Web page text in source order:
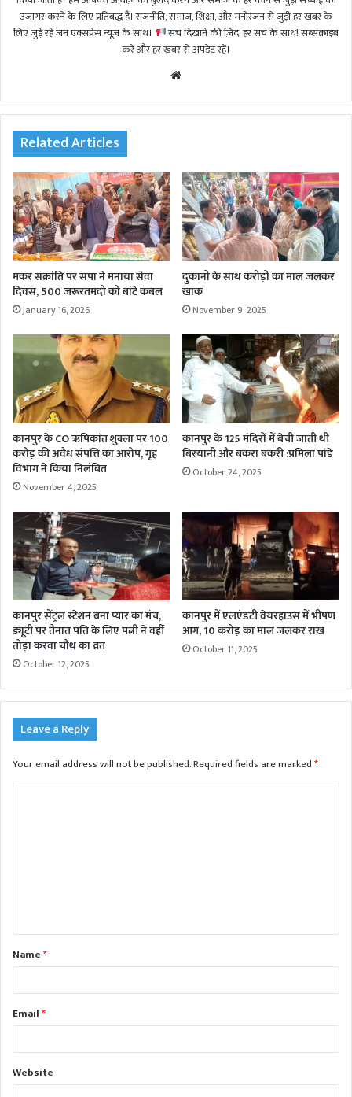
उजागर करने के लिए प्रतिबद्ध हैं। राजनीति, समाज, शिक्षा, और मनोरंजन से जुड़ी हर खबर के
लिए जुड़े रहें जन एक्सप्रेस न्यूज़ के साथ।
सच दिखाने की ज़िद, हर सच के साथ! सब्सक्राइब
करें और हर खबर से अपडेट रहें।
te
Related Articles
मकर संक्रांति पर सपा ने मनाया सेवा
दिवस, 500 जरूरतमंदों को बांटे कंबल
January 16, 2026
दुकानों के साथ करोड़ों का माल जलकर
खाक
November 9, 2025
कानपुर के CO ऋषिकांत शुक्ला पर 100
करोड़ की अवैध संपत्ति का आरोप, गृह
विभाग ने किया निलंबित
November 4, 2025
कानपुर के 125 मंदिरों में बेची जाती थी
बिरयानी और बकरा बकरी :प्रमिला पांडे
October 24, 2025
कानपुर सेंट्रल स्टेशन बना प्यार का मंच,
ड्यूटी पर तैनात पति के लिए पत्नी ने वहीं
तोड़ा करवा चौथ का व्रत
October 12, 2025
कानपुर में एलएंडटी वेयरहाउस में भीषण
आग, 10 करोड़ का माल जलकर राख
October 11, 2025
Leave a Reply
Your email address will not be published.Required fields are marked*
t
*Name*
Email*
Website